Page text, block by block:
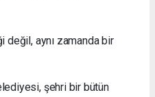
aynı zamanda bir
şehri bir bütün